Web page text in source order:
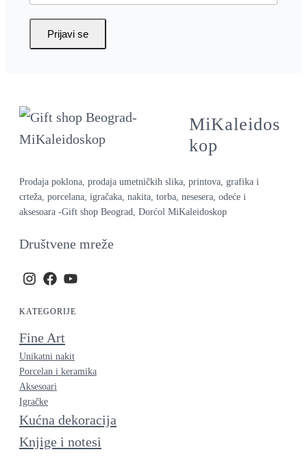
Prijavi se
MiKaleidos
kop
Prodaja poklona, prodaja umetničkih slika, printova, grafika i
crteža, porcelana, igračaka, nakita, torba, nesesera, odeće i
aksesoara -Gift shop Beograd, Dorćol MiKaleidoskop
Društvene mreže
KATEGORIJE
Fine Art
Unikatni nakit
Porcelan i keramika
Aksesoari
Igračke
Kućna dekoracija
Knjige i notesi